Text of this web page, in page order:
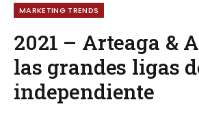
MARKETING TRENDS
2021 – Arteaga &
las grandes ligas
independiente